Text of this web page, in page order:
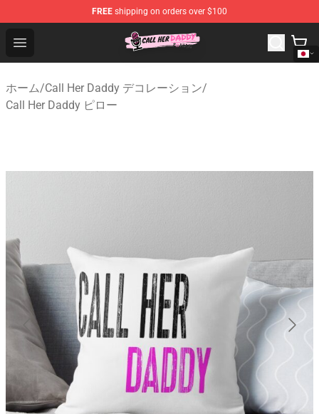
FREE shipping on orders over $100
Open menu
Call Her Daddy Store - Official Call Her Daddy
ホーム/Call Her Daddy デコレーション/
Call Her Daddy ピロー